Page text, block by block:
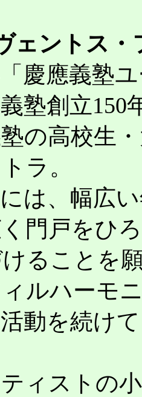
ントス・
應義塾ユ
塾創立150
の高校生
ラ。
、幅広い
門戸をひ
ることを
ルハーモ
動を続け
ストの小